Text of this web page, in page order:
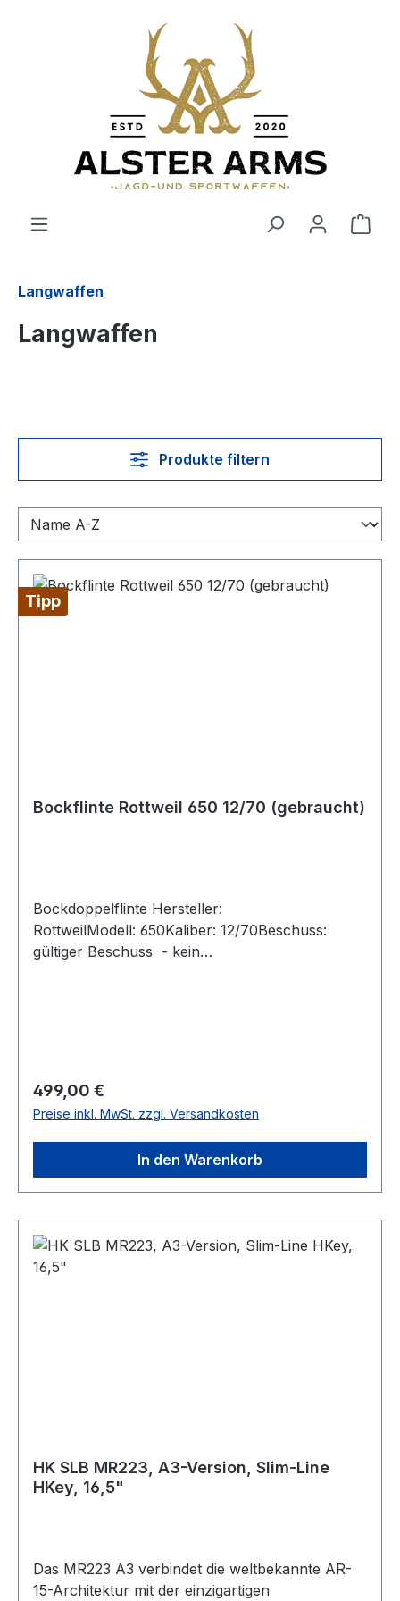
Zum Hauptinhalt springen
Langwaffen
Langwaffen
Produkte filtern
Tipp
Bockflinte Rottweil 650 12/70 (gebraucht)
Bockdoppelflinte Hersteller:
RottweilModell: 650Kaliber: 12/70Beschuss:
gültiger Beschuss - kein
(IM), unterer Lauf Viertelchoke (IC)Technisch
einwandfrei.Stahlbasküle graviert ( Leichte
Oxidationsspuren )Verschluss dicht, Läufe
blankBrünierung mit kleineren Gebrauchsspuren
und ein paar vereinzelten Flugroststippen.Die
Fischhaut und das Schaftholz nahezu wie neu
Regulärer Preis:
499,00 €
Preise inkl. MwSt. zzgl. Versandkosten
In den Warenkorb
HK SLB MR223, A3-Version, Slim-Line
HKey, 16,5"
Das MR223 A3 verbindet die weltbekannte AR-
15-Architektur mit der einzigartigen